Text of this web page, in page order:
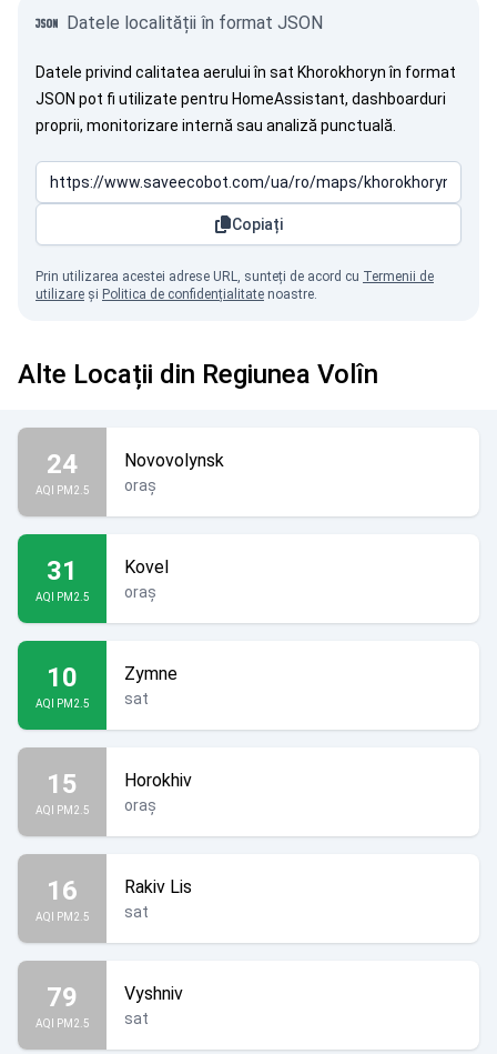
Datele localității în format JSON
Datele privind calitatea aerului în sat Khorokhoryn în format
JSON pot fi utilizate pentru HomeAssistant, dashboarduri
proprii, monitorizare internă sau analiză punctuală.
Copiați
Prin utilizarea acestei adrese URL, sunteți de acord cu Termenii de
utilizare și Politica de confidențialitate noastre.
Alte Locații din Regiunea Volîn
24
AQI PM2.5
Novovolynsk
oraș
31
AQI PM2.5
Kovel
oraș
10
AQI PM2.5
Zymne
sat
15
AQI PM2.5
Horokhiv
oraș
16
AQI PM2.5
Rakiv Lis
sat
79
AQI PM2.5
Vyshniv
sat